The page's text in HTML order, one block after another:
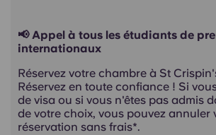
📢 Appel à tous les étudiants de
internationaux
Réservez votre chambre à St
Réservez en toute confiance ! Si
de visa ou si vous n'êtes pas admis
de votre choix, vous pouvez annuler
réservation sans frais*.